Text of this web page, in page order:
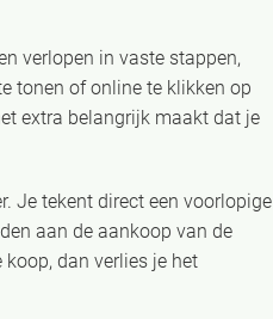
verlopen in vaste stappen,
tonen of online te klikken op
extra belangrijk maakt dat je
Je tekent direct een voorlopige
aan de aankoop van de
dan verlies je het